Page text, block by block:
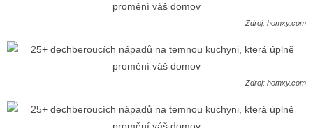
Zdroj: homxy.com
Zdroj: homxy.com